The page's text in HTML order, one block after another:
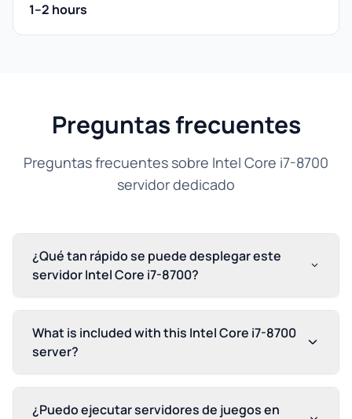
1–2 hours
Preguntas frecuentes
Preguntas frecuentes sobre Intel Core i7-8700
servidor dedicado
¿Qué tan rápido se puede desplegar este
servidor Intel Core i7-8700?
What is included with this Intel Core i7-8700
server?
¿Puedo ejecutar servidores de juegos en